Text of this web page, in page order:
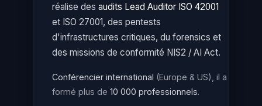
réalise des audits Lead Auditor ISO 42001
et ISO 27001, des pentests
d'infrastructures critiques, du forensics et
des missions de conformité NIS2 / AI Act.
Conférencier international (Europe & US), il a
formé plus de 10 000 professionnels.